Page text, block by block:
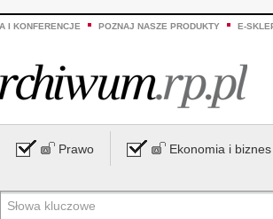
I KONFERENCJE POZNAJ NASZE PRODUKTY E-
Prawo Ekonomia i biznes